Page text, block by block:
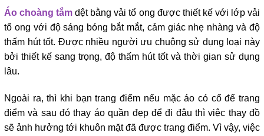
Áo choàng tắm dệt bằng vải tổ ong được thiết kế với lớp vải
tổ ong với độ sáng bóng bắt mắt, cảm giác nhẹ nhàng và độ
thấm hút tốt. Được nhiều người ưu chuộng sử dụng loại này
bởi thiết kế sang trọng, độ thấm hút tốt và thời gian sử dụng
lâu.
Ngoài ra, thì khi bạn trang điểm nếu mặc áo có cổ để trang
điểm và sau đó thay áo quần đẹp để đi đâu thì việc thay đồ
sẽ ảnh hưởng tới khuôn mặt đã được trang điểm. Vì vậy, việc